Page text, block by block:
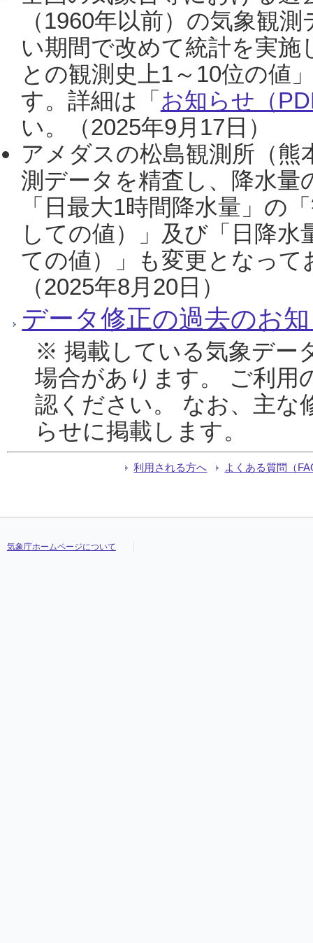
（1960年以前）の気象観
い期間で改めて統計を実
との観測史上1～10位の値
す。詳細は「 お知らせ（
い。（2025年9月17日）
アメダスの松島観測所（熊
測データを精査し、降水
「日最大1時間降水量」の
しての値）」及び「日降
ての値）」も変更となっ
（2025年8月20日）
データ修正の過去のお
※ 掲載している気象デー
場合があります。 ご利用
認ください。 なお、主な
らせに掲載します。
利用される方へ よくある質問（
気象庁ホームページについて